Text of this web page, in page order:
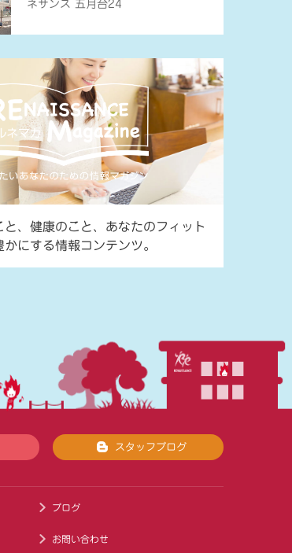
ネサンス 五月台24
と、健康のこと、あなたのフィット
にする情報コンテンツ。
スタッフブログ
ブログ
お問い合わせ